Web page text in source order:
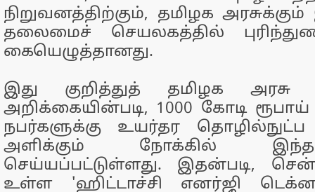
நிறுவனத்திற்கும், தமிழக
தலைமைச் செயலகத்தில்
கையெழுத்தானது.
இது குறித்துத் தமிழக அரசு
அறிக்கையின்படி, 1000 கோடி ரூபாய்
நபர்களுக்கு உயர்தர
அளிக்கும் நோக்கில்
செய்யப்பட்டுள்ளது. இதன்படி,
உள்ள 'ஹிட்டாச்சி எனர்ஜி